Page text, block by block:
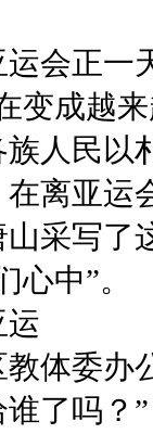
会正一
变成越
人民以
离亚运
采写了
中”。
体委办
了吗？”